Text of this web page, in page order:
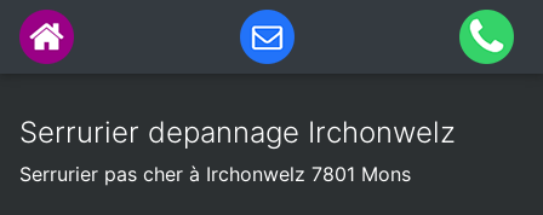
Serrurier depannage Irchonwelz
Serrurier pas cher à Irchonwelz 7801 Mons